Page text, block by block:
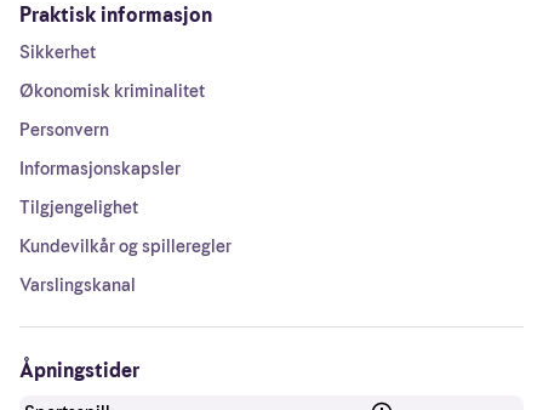
Praktisk informasjon
Sikkerhet
Økonomisk kriminalitet
Personvern
Informasjonskapsler
Tilgjengelighet
Kundevilkår og spilleregler
Varslingskanal
Åpningstider